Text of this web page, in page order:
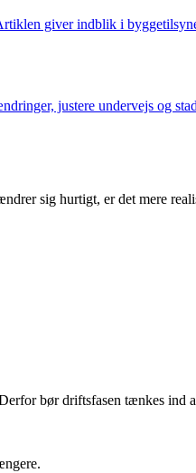
giver indblik i
justere undervejs og
sig hurtigt, er det mere
bør driftsfasen tænkes ind